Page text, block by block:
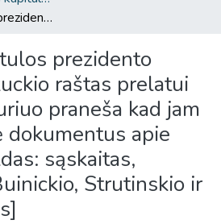
[Vilniaus kapitulos prezidento prelato V. Mikuckio raštas prelatui Žiškovskiui, kuriuo praneša kad jam paštu išsiuntė dokumentus apie Braševičių valdas: sąskaitas, raportus, M. Buinickio, Strutinskio ir Izbickio laiškus]
prezidento
raštas prelatui
praneša kad jam
dokumentus apie
sąskaitas,
Strutinskio ir